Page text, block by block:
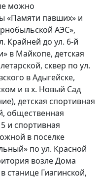
можно
«Памяти павших» и
АЭС»,
Крайней до ул. 6-й
в Майкопе, детская
сквер по ул.
в Адыгейске,
и в х. Новый Сад
детская спортивная
общественная
и спортивная
в поселке
по ул. Красной
возле Дома
станице Гиагинской,